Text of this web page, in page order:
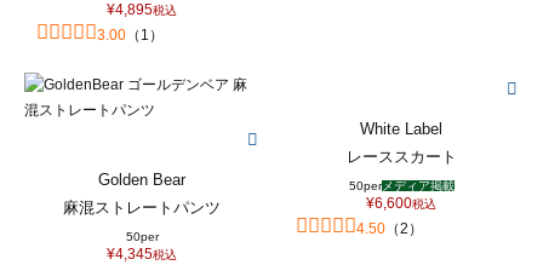
¥4,895税込
3.00 （ 1 ）
Golden Bear
麻混ストレートパンツ
50per
¥4,345税込
White Label
レーススカート
50perメディア掲載
¥6,600税込
4.50 （2 ）